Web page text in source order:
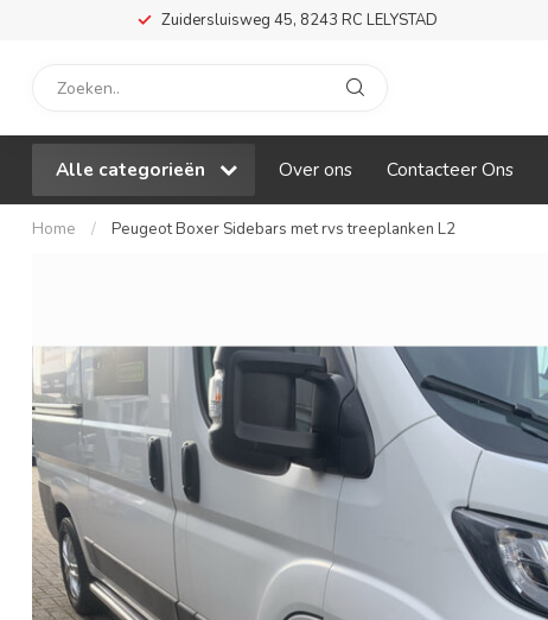
Zuidersluisweg 45, 8243 RC LELYSTAD
Alle categorieën Over ons Contacteer Ons
Home / Peugeot Boxer Sidebars met rvs treeplanken L2